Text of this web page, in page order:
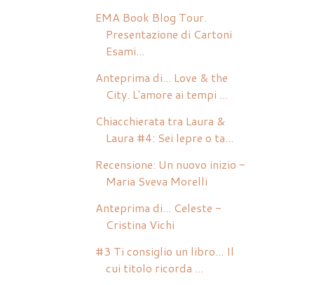
EMA Book Blog Tour.
Presentazione di Cartoni
Esami...
Anteprima di... Love & the
City. L'amore ai tempi ...
Chiacchierata tra Laura &
Laura #4: Sei lepre o ta...
Recensione: Un nuovo inizio -
Maria Sveva Morelli
Anteprima di... Celeste -
Cristina Vichi
#3 Ti consiglio un libro... Il
cui titolo ricorda ...